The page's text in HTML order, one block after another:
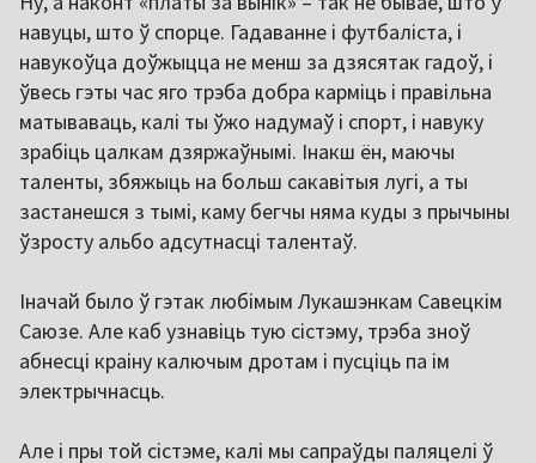
навуцы, што ў спорце. Гадаванне і футбаліста, і
навукоўца доўжыцца не менш за дзясятак гадоў, і
ўвесь гэты час яго трэба добра карміць і правільна
матываваць, калі ты ўжо надумаў і спорт, і навуку
зрабіць цалкам дзяржаўнымі. Інакш ён, маючы
таленты, збяжыць на больш сакавітыя лугі, а ты
застанешся з тымі, каму бегчы няма куды з прычыны
ўзросту альбо адсутнасці талентаў.
Іначай было ў гэтак любімым Лукашэнкам Савецкім
Саюзе. Але каб узнавіць тую сістэму, трэба зноў
абнесці краіну калючым дротам і пусціць па ім
электрычнасць.
Але і пры той сістэме, калі мы сапраўды паляцелі ў